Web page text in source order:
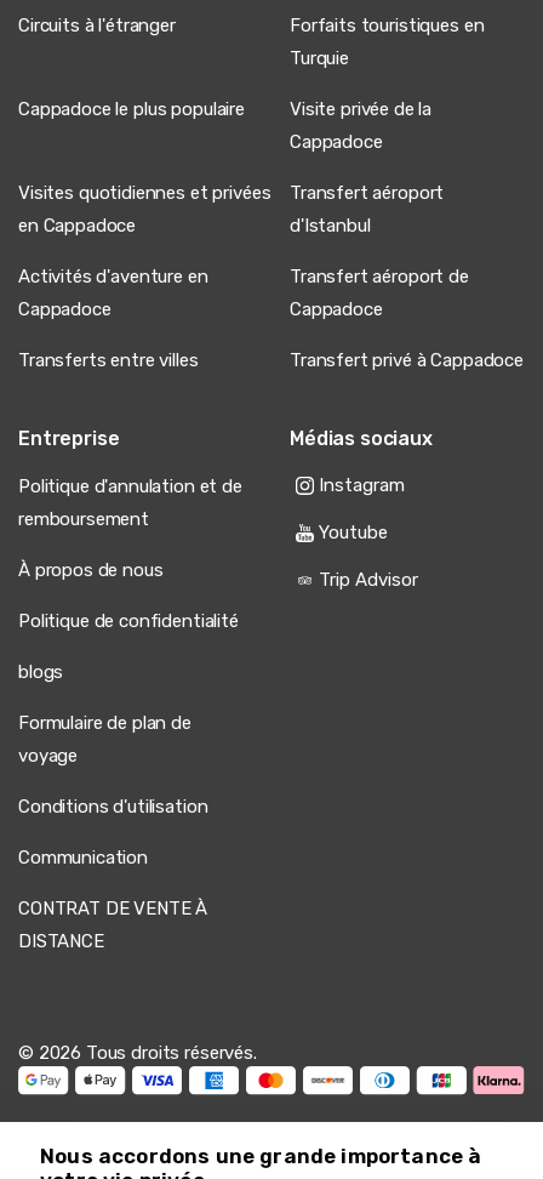
Circuits à l'étranger
Forfaits touristiques en
Turquie
Cappadoce le plus populaire
Visite privée de la
Cappadoce
Visites quotidiennes et privées
en Cappadoce
Transfert aéroport
d'Istanbul
Activités d'aventure en
Cappadoce
Transfert aéroport de
Cappadoce
Transferts entre villes Transfert privé à Cappadoce
Entreprise
Politique d'annulation et de
remboursement
À propos de nous
Politique de confidentialité
blogs
Formulaire de plan de
voyage
Conditions d'utilisation
Communication
CONTRAT DE VENTE À
DISTANCE
Médias sociaux
Instagram
Youtube
Trip Advisor
© 2026 Tous droits réservés.
Nous accordons une grande importance à